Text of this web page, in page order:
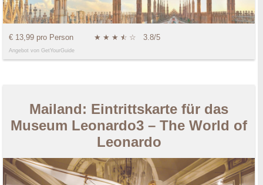
€ 13,99 pro Person ★ ★ ★ ★
☆ ☆ 3.8/5
Angebot von GetYourGuide
Mailand: Eintrittskarte für das
Museum Leonardo3 – The World of
Leonardo